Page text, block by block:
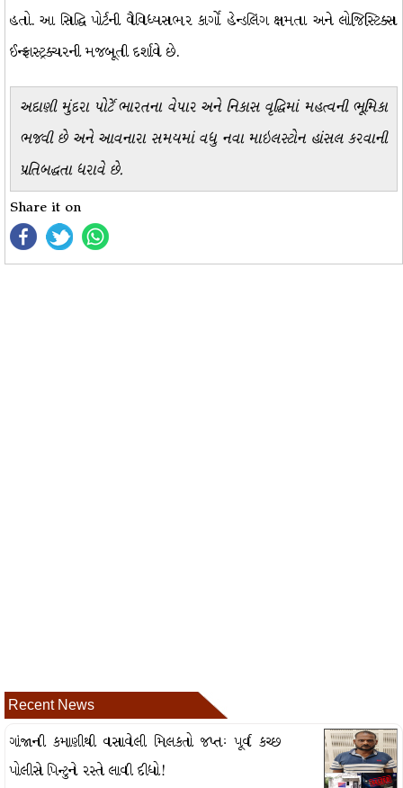
હતો. આ સિદ્ધિ પોર્ટની વૈવિધ્યસભર કાર્ગો હેન્ડલિંગ ક્ષમતા અને લોજિસ્ટિક્સ
ઈન્ફ્રાસ્ટ્રક્ચરની મજબૂતી દર્શાવે છે.
અદાણી મુંદરા પોર્ટે ભારતના વેપાર અને નિકાસ વૃદ્ધિમાં મહત્વની ભૂમિકા
ભજવી છે અને આવનારા સમયમાં વધુ નવા માઇલસ્ટોન હાંસલ કરવાની
પ્રતિબદ્ધતા ધરાવે છે.
Share it on
Recent News
ગાંજાની કમાણીથી વસાવેલી મિલકતો જપ્તઃ પૂર્વ કચ્છ
પોલીસે પિન્ટુને રસ્તે લાવી દીધો!